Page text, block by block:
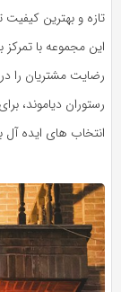
تازه و بهترین
این مجموعه با
رضایت مشتریان را
رستوران دیاموند،
انتخاب‌ های ایده‌ آل